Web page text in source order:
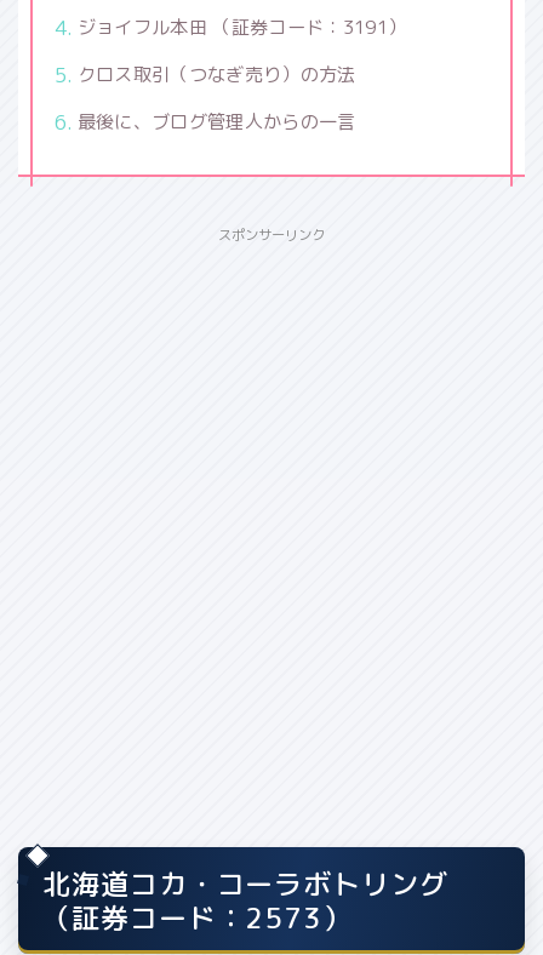
ジョイフル本田 （証券コード：3191）
クロス取引（つなぎ売り）の方法
最後に、ブログ管理人からの一言
スポンサーリンク
北海道コカ・コーラボトリング
（証券コード：2573）